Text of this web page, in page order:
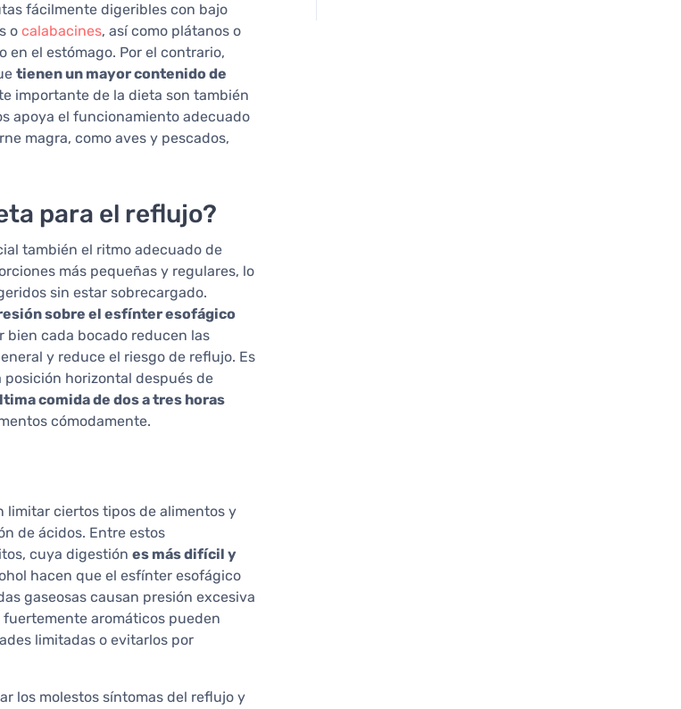
fácilmente digeribles con bajo
o calabacines, así como plátanos o
en el estómago. Por el contrario,
tienen un mayor contenido de
importante de la dieta son también
apoya el funcionamiento adecuado
magra, como aves y pescados,
para el reflujo?
también el ritmo adecuado de
más pequeñas y regulares, lo
sin estar sobrecargado.
sobre el esfínter esofágico
bien cada bocado reducen las
y reduce el riesgo de reflujo. Es
horizontal después de
comida de dos a tres horas
cómodamente.
limitar ciertos tipos de alimentos y
de ácidos. Entre estos
cuya digestión es más difícil y
hacen que el esfínter esofágico
gaseosas causan presión excesiva
aromáticos pueden
limitadas o evitarlos por
los molestos síntomas del reflujo y